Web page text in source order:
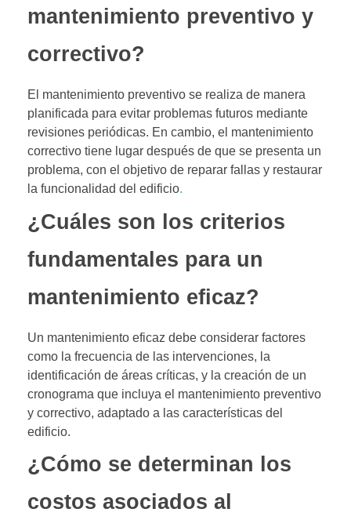
mantenimiento preventivo y
correctivo?
El mantenimiento preventivo se realiza de manera
planificada para evitar problemas futuros mediante
revisiones periódicas. En cambio, el mantenimiento
correctivo tiene lugar después de que se presenta un
problema, con el objetivo de reparar fallas y restaurar
la funcionalidad del edificio.
¿Cuáles son los criterios
fundamentales para un
mantenimiento eficaz?
Un mantenimiento eficaz debe considerar factores
como la frecuencia de las intervenciones, la
identificación de áreas críticas, y la creación de un
cronograma que incluya el mantenimiento preventivo
y correctivo, adaptado a las características del
edificio.
¿Cómo se determinan los
costos asociados al